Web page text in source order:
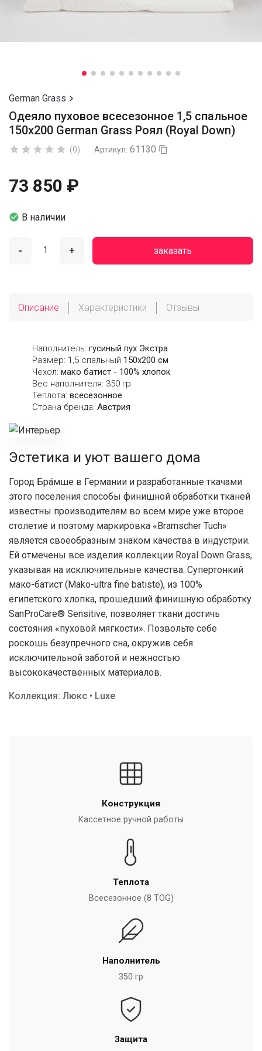
German Grass 
Одеяло пуховое всесезонное 1,5 спальное
150х200 German Grass Роял (Royal Down)
     (0) Артикул: 61130 
73 850 ₽
 В наличии
- + заказать
Описание Характеристики Отзывы
Наполнитель: гусиный пух Экстра
Размер: 1,5 спальный 150х200 см
Чехол: мако батист - 100% хлопок
Вес наполнителя: 350 гр
Теплота: всесезонное
Страна бренда: Австрия
Эстетика и уют вашего дома
Город Бра́мше в Германии и разработанные ткачами
этого поселения способы финишной обработки тканей
известны производителям во всем мире уже второе
столетие и поэтому маркировка «Bramscher Tuch»
является своеобразным знаком качества в индустрии.
Ей отмечены все изделия коллекции Royal Down Grass,
указывая на исключительные качества. Супертонкий
мако-батист (Mako-ultra fine batiste), из 100%
египетского хлопка, прошедший финишную обработку
SanProCare® Sensitive, позволяет ткани достичь
состояния «пуховой мягкости». Позвольте себе
роскошь безупречного сна, окружив себя
исключительной заботой и нежностью
высококачественных материалов.
Коллекция: Люкс • Luxe
Конструкция
Кассетное ручной работы
Теплота
Всесезонное (8 TOG)
Наполнитель
350 гр
Защита